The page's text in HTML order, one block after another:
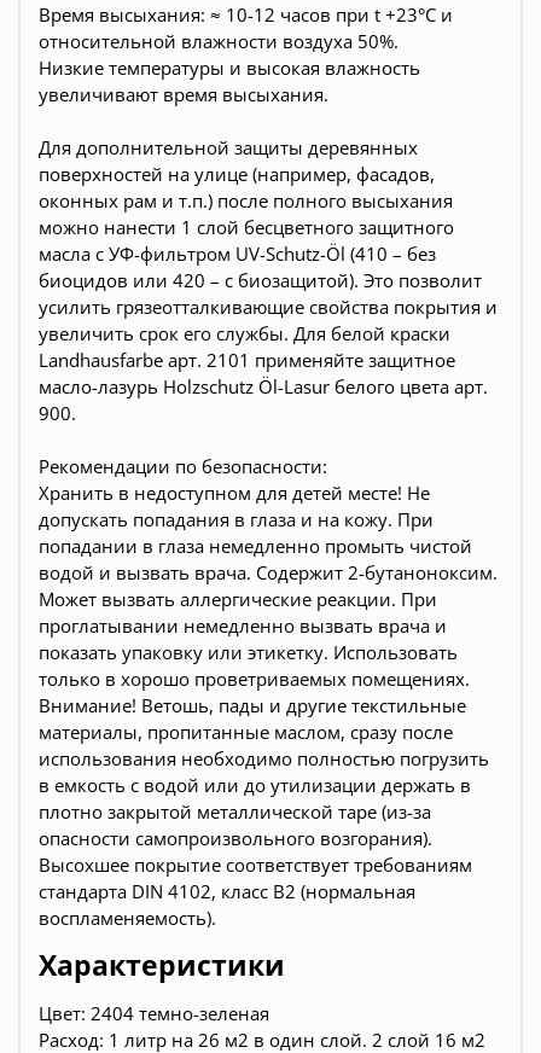
Время высыхания: ≈ 10-12 часов при t +23°С и
относительной влажности воздуха 50%.
Низкие температуры и высокая влажность
увеличивают время высыхания.
Для дополнительной защиты деревянных
поверхностей на улице (например, фасадов,
оконных рам и т.п.) после полного высыхания
можно нанести 1 слой бесцветного защитного
масла с УФ-фильтром UV-Schutz-Öl (410 – без
биоцидов или 420 – с биозащитой). Это позволит
усилить грязеотталкивающие свойства покрытия и
увеличить срок его службы. Для белой краски
Landhausfarbe арт. 2101 применяйте защитное
масло-лазурь Holzschutz Öl-Lasur белого цвета арт.
900.
Рекомендации по безопасности:
Хранить в недоступном для детей месте! Не
допускать попадания в глаза и на кожу. При
попадании в глаза немедленно промыть чистой
водой и вызвать врача. Содержит 2-бутаноноксим.
Может вызвать аллергические реакции. При
проглатывании немедленно вызвать врача и
показать упаковку или этикетку. Использовать
только в хорошо проветриваемых помещениях.
Внимание! Ветошь, пады и другие текстильные
материалы, пропитанные маслом, сразу после
использования необходимо полностью погрузить
в емкость с водой или до утилизации держать в
плотно закрытой металлической таре (из-за
опасности самопроизвольного возгорания).
Высохшее покрытие соответствует требованиям
стандарта DIN 4102, класс В2 (нормальная
воспламеняемость).
Характеристики
Цвет: 2404 темно-зеленая
Расход: 1 литр на 26 м2 в один слой. 2 слой 16 м2